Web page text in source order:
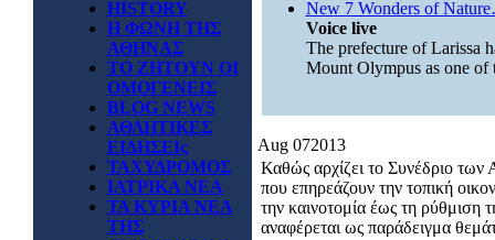
HISTORY
Η ΦΩΝΗ ΤΗΣ
ΑΘΗΝΑΣ
ΤΟ ΖΗΤΟΥΝ ΟΙ
ΟΜΟΓΕΝΕΙΣ
BLOG NEWS
ΑΘΛΗΤΙΚΕΣ
ΕΙΔΗΣΕΙς
ΤΑΧΥΔΡΟΜΟΣ
ΙΑΤΡΙΚΑ ΝΕΑ
ΤΑ ΚΥΡΙΑ ΝΕΑ
ΤΗΣ
New 7 Wonders of
Voice live
The prefecture of Larissa
Mount Olympus as one of
Aug 072013
Καθώς αρχίζει το Συνέδριο
που επηρεάζουν την τοπική
την καινοτομία έως τη
αναφέρεται ως παράδειγμα